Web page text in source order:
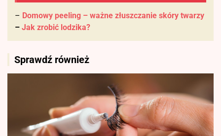
– Domowy peeling – ważne złuszczanie skóry twarzy
– Jak zrobić lodzika?
Sprawdź również